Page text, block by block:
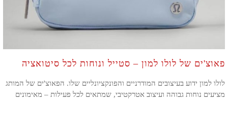
פאוצ'ים של לולו למון – סטייל ונוחות לכל סיטואציה
לולו למון ידוע בעיצובים המודרניים והפונקציונליים שלו. הפאוצ'ים של המותג
מציעים נוחות גבוהה ועיצוב אטרקטיבי, שמתאים לכל פעילות – מאימונים